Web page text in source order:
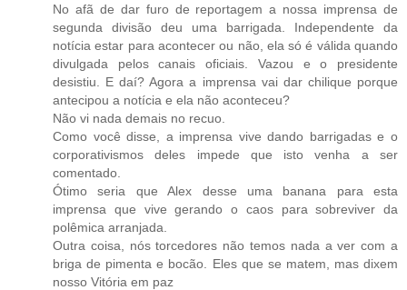
No afã de dar furo de reportagem a nossa imprensa de
segunda divisão deu uma barrigada. Independente da
notícia estar para acontecer ou não, ela só é válida quando
divulgada pelos canais oficiais. Vazou e o presidente
desistiu. E daí? Agora a imprensa vai dar chilique porque
antecipou a notícia e ela não aconteceu?
Não vi nada demais no recuo.
Como você disse, a imprensa vive dando barrigadas e o
corporativismos deles impede que isto venha a ser
comentado.
Ótimo seria que Alex desse uma banana para esta
imprensa que vive gerando o caos para sobreviver da
polêmica arranjada.
Outra coisa, nós torcedores não temos nada a ver com a
briga de pimenta e bocão. Eles que se matem, mas dixem
nosso Vitória em paz